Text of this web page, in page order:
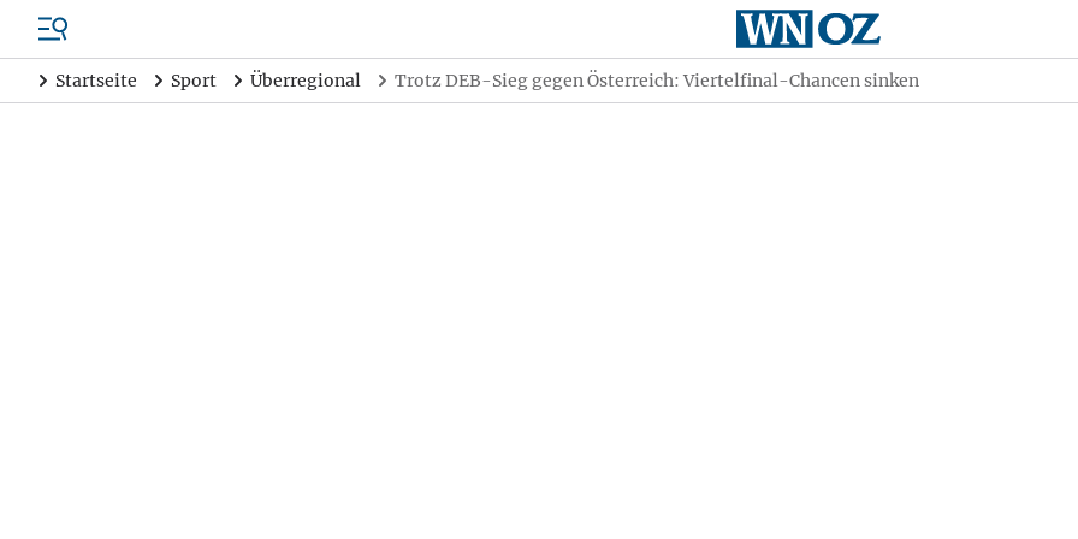
Startseite Sport Überregional Trotz DEB-Sieg gegen Österreich: Viertelfinal-Chancen sinken